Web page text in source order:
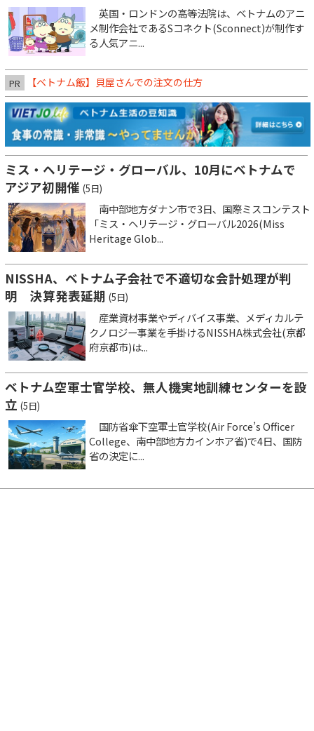
英国・ロンドンの高等法院は、ベトナムのアニ
メ制作会社であるSコネクト(Sconnect)が制作す
る人気アニ...
PR 【ベトナム飯】貝屋さんでの注文の仕方
ミス・ヘリテージ・グローバル、10月にベトナムで
アジア初開催 (5日)
南中部地方ダナン市で3日、国際ミスコンテスト
「ミス・ヘリテージ・グローバル2026(Miss
Heritage Glob...
NISSHA、ベトナム子会社で不適切な会計処理が判
明 決算発表延期 (5日)
産業資材事業やディバイス事業、メディカルテ
クノロジー事業を手掛けるNISSHA株式会社(京都
府京都市)は...
ベトナム空軍士官学校、無人機実地訓練センターを設
立 (5日)
国防省傘下空軍士官学校(Air Force’s Officer
College、南中部地方カインホア省)で4日、国防
省の決定に...